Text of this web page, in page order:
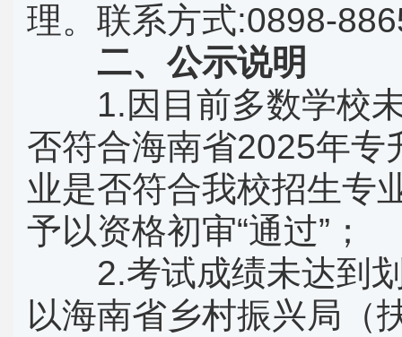
理。联系方式:0898-
二、公示说明
1.因目前多数学校未
否符合海南省2025年专
业是否符合我校招生专
予以资格初审“通过”；
2.考试成绩未达到划
以海南省乡村振兴局（